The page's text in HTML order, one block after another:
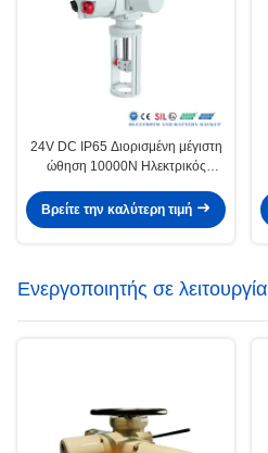
24V DC IP65 Διορισμένη μέγιστη
ώθηση 10000N Ηλεκτρικός
βαλβίδα διαφράγματος
Βρείτε την καλύτερη τιμή
Ενεργοποιητής σε λειτουργία